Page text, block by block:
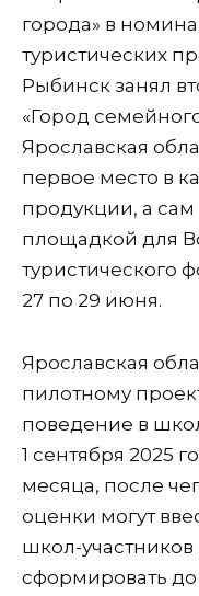
города» в
туристических
Рыбинск занял
«Город
Ярославская
первое место в
продукции, а
площадкой для
туристического
27 по 29 июня.
Ярославская
пилотному
поведение в
1 сентября 2025
месяца, после
оценки могут
школ-
сформировать до